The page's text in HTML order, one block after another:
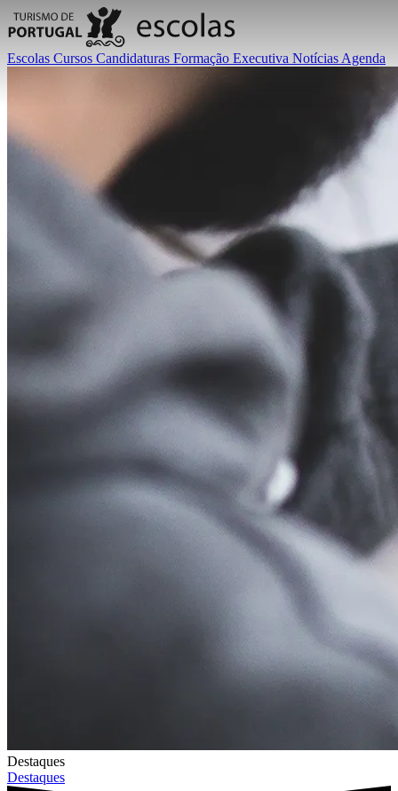
Escolas Cursos Candidaturas Formação Executiva Notícias Agenda
Destaques
Destaques